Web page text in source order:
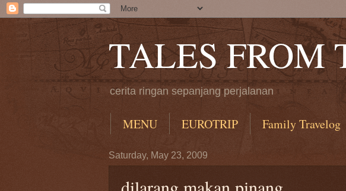
TALES FROM
cerita ringan sepanjang perjalanan
MENU EUROTRIP Family Travelog
Saturday, May 23, 2009